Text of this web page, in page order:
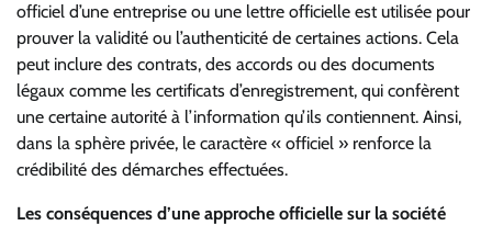
officiel d’une entreprise ou une lettre officielle est utilisée pour
prouver la validité ou l’authenticité de certaines actions. Cela
peut inclure des contrats, des accords ou des documents
légaux comme les certificats d’enregistrement, qui confèrent
une certaine autorité à l’information qu’ils contiennent. Ainsi,
dans la sphère privée, le caractère « officiel » renforce la
crédibilité des démarches effectuées.
Les conséquences d’une approche officielle sur la société